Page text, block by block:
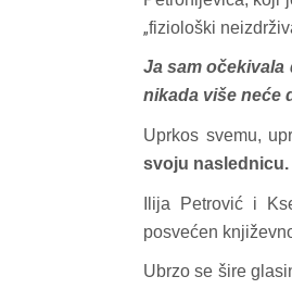
„fiziološki
Ja sam očekivala
nikada više neće
Uprkos svemu,
svoju naslednicu.
Ilija Petrović i
posvećen
Ubrzo se šire